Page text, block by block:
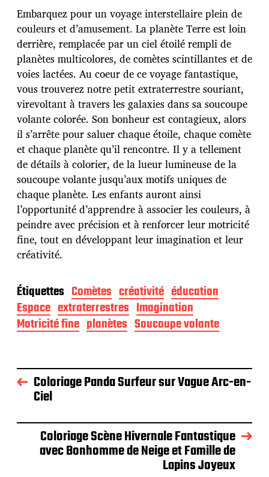
e
d
e
p
u
b
l
i
c
a
t
i
o
n
Embarquez pour un voyage interstellaire plein de
couleurs et d’amusement. La planète Terre est loin
derrière, remplacée par un ciel étoilé rempli de
planètes multicolores, de comètes scintillantes et de
voies lactées. Au coeur de ce voyage fantastique,
vous trouverez notre petit extraterrestre souriant,
virevoltant à travers les galaxies dans sa soucoupe
volante colorée. Son bonheur est contagieux, alors
il s’arrête pour saluer chaque étoile, chaque comète
et chaque planète qu’il rencontre. Il y a tellement
de détails à colorier, de la lueur lumineuse de la
soucoupe volante jusqu’aux motifs uniques de
chaque planète. Les enfants auront ainsi
l’opportunité d’apprendre à associer les couleurs, à
peindre avec précision et à renforcer leur motricité
fine, tout en développant leur imagination et leur
créativité.
Étiquettes Comètes créativité éducation
Espace extraterrestres Imagination
Motricité fine planètes Soucoupe volante
Coloriage Panda Surfeur sur Vague Arc-en-
Ciel
Coloriage Scène Hivernale Fantastique
avec Bonhomme de Neige et Famille de
Lapins Joyeux